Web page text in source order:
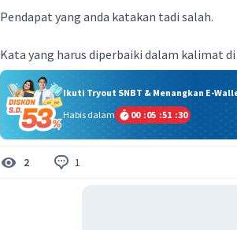
Pendapat yang anda katakan tadi salah.
Kata yang harus diperbaiki dalam kalimat di
Ikuti Tryout SNBT & Menangkan E-
Habis dalam
00 :05 :51 :29
2 1